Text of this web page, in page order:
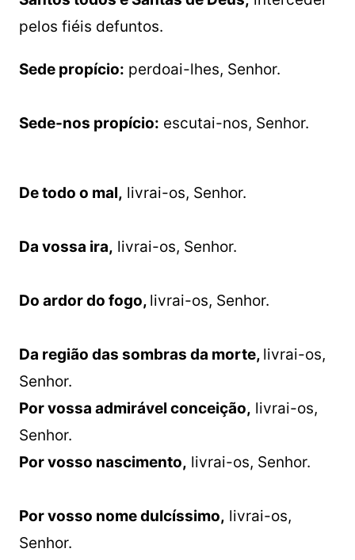
pelos fiéis defuntos.
Sede propício: perdoai-lhes, Senhor.
Sede-nos propício: escutai-nos, Senhor.
De todo o mal, livrai-os, Senhor.
Da vossa ira, livrai-os, Senhor.
Do ardor do fogo, livrai-os, Senhor.
Da região das sombras da morte, livrai-os,
Senhor.
Por vossa admirável conceição, livrai-os,
Senhor.
Por vosso nascimento, livrai-os, Senhor.
Por vosso nome dulcíssimo, livrai-os,
Senhor.